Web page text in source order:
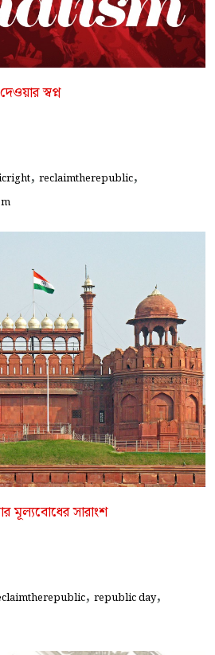
স্বপ্ন
, reclaimtherepublic,
মূল্যবোধের সারাংশ
, republic day,